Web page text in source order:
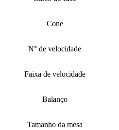
Cone
N° de velocidade
Faixa de velocidade
Balanço
Tamanho da mesa